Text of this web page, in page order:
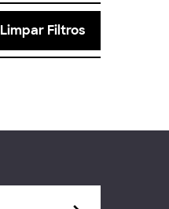
Limpar Filtros